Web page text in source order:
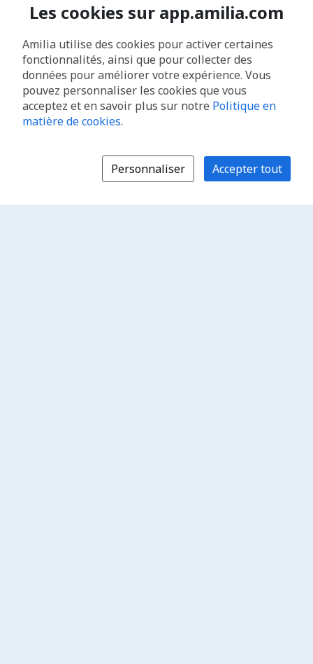
Les cookies sur app.amilia.com
Amilia utilise des cookies pour activer certaines
fonctionnalités, ainsi que pour collecter des
données pour améliorer votre expérience. Vous
pouvez personnaliser les cookies que vous
acceptez et en savoir plus sur notre Politique en
matière de cookies.
Personnaliser Accepter tout